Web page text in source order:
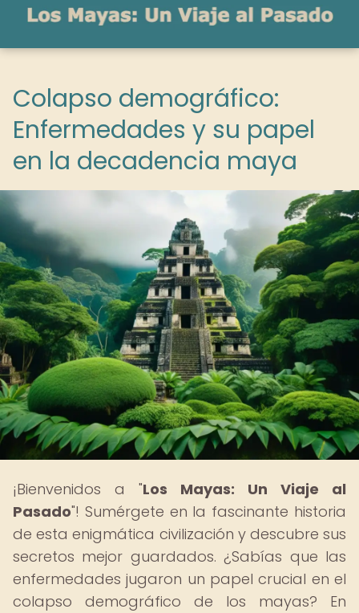
Colapso demográfico:
Enfermedades y su papel
en la decadencia maya
¡Bienvenidos a "Los Mayas: Un Viaje al
Pasado"! Sumérgete en la fascinante historia
de esta enigmática civilización y descubre sus
secretos mejor guardados. ¿Sabías que las
enfermedades jugaron un papel crucial en el
colapso demográfico de los mayas? En